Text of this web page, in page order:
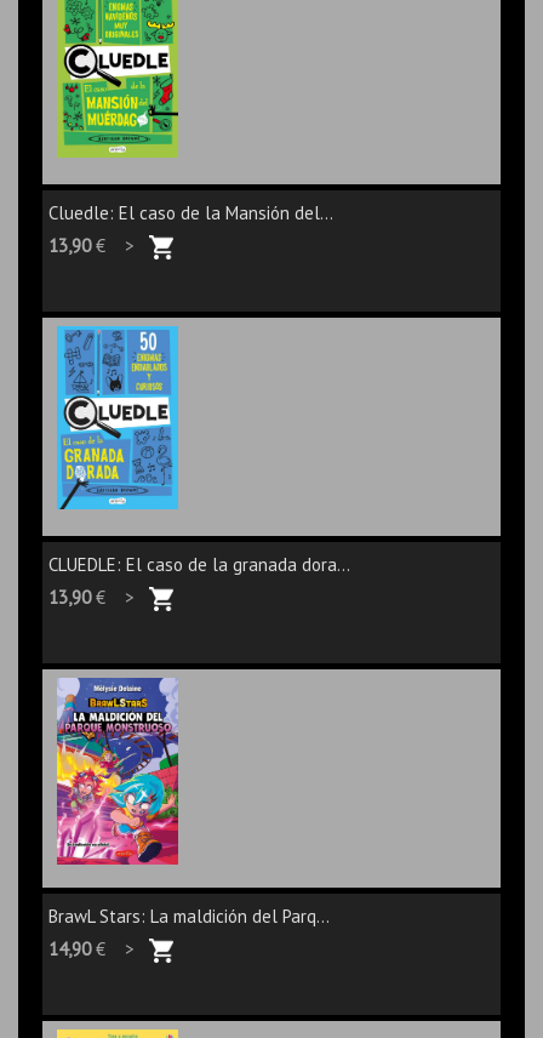
Cluedle: El caso de la Mansión del...
13,90€ >
CLUEDLE: El caso de la granada dora...
13,90€ >
BrawL Stars: La maldición del Parq...
14,90€ >